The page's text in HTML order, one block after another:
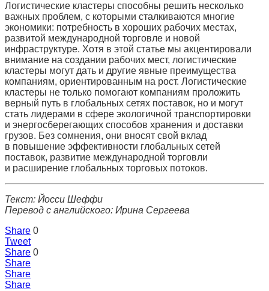
Логистические кластеры способны решить несколько
важных проблем, с которыми сталкиваются многие
экономики: потребность в хороших рабочих местах,
развитой международной торговле и новой
инфраструктуре. Хотя в этой статье мы акцентировали
внимание на создании рабочих мест, логистические
кластеры могут дать и другие явные преимущества
компаниям, ориентированным на рост. Логистические
кластеры не только помогают компаниям проложить
верный путь в глобальных сетях поставок, но и могут
стать лидерами в сфере экологичной транспортировки
и энерго­сберегающих способов хранения и доставки
грузов. Без сомнения, они вносят свой вклад
в повышение эффективности глобальных сетей
поставок, развитие международной торговли
и расширение глобальных торговых потоков.
Текст: Йосси Шеффи
Перевод с английского: Ирина Сергеева
Share 0
Tweet
Share 0
Share
Share
Share